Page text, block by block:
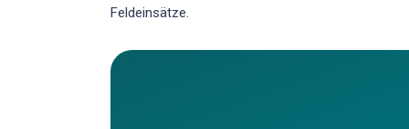
Feldeinsätze.